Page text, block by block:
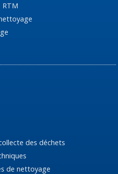
RTM
des déchets
de nettoyage